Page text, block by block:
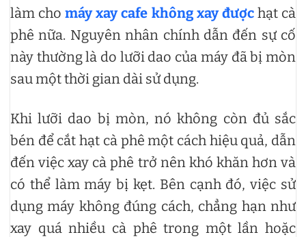
làm chomáy xay cafe không xay đượchạt cà
phê nữa. Nguyên nhân chính dẫn đến sự cố
này thường là do lưỡi dao của máy đã bị mòn
sau một thời gian dài sử dụng.
Khi lưỡi dao bị mòn, nó không còn đủ sắc
bén để cắt hạt cà phê một cách hiệu quả, dẫn
đến việc xay cà phê trở nên khó khăn hơn và
có thể làm máy bị kẹt. Bên cạnh đó, việc sử
dụng máy không đúng cách, chẳng hạn như
xay quá nhiều cà phê trong một lần hoặc